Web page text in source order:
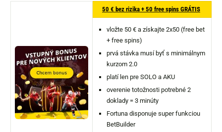
50 € bez rizika + 50 free spins GRÁTIS
vložte 50 € a získajte 2x50 (free bet
+ free spins)
prvá stávka musí byť s minimálnym
kurzom 2.0
platí len pre SOLO a AKU
overenie totožnosti potrebné 2
doklady = 3 minúty
Fortuna disponuje super funkciou
BetBuilder